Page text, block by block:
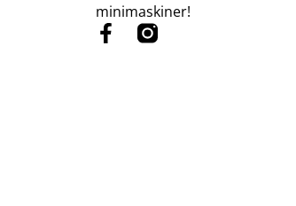
minimaskiner!